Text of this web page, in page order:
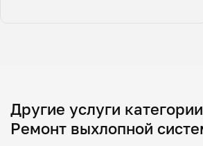
Другие услуги
Ремонт выхлопной